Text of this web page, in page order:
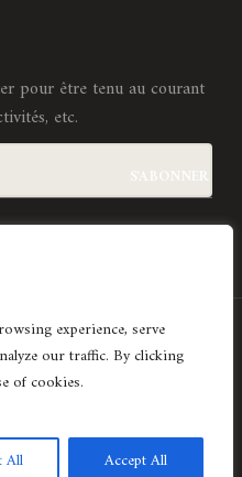
experience, serve
our traffic. By clicking
of cookies.
All Accept All
pour être tenu au courant
etc.
Lyonnaise © Copyright 2021
d'art